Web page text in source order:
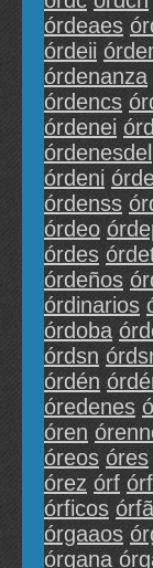
órdeaes
órdeii
órdenanza
órdencs
órdenei
órdenesdel
órdeni
órdenss
órdeo
órdes
órdeños
órdinarios
órdoba
órdsn
órdén
óredenes
óren
óreos óres
órez órf
órficos
órgaaos
órgana